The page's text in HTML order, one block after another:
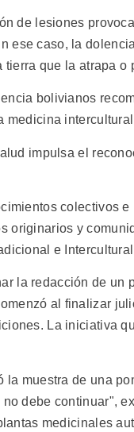
de lesiones
ese caso, la
que la atrapa o
bolivianos
medicina
impulsa el
colectivos
originarios y
e
la redacción de un
al finalizar
La iniciativa
muestra de una
debe continuar",
medicinales